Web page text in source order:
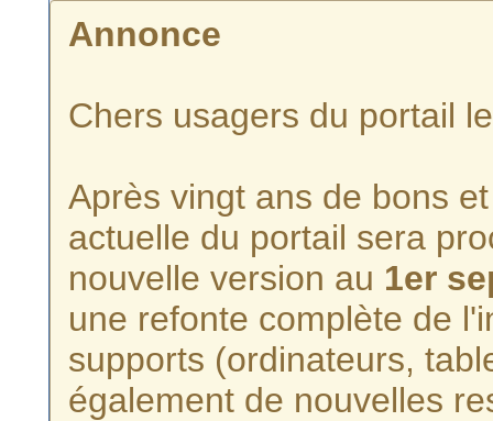
Annonce
Chers usagers du portail
Après vingt ans de bons
actuelle du portail sera
nouvelle version au 1er
une refonte complète de
supports (ordinateurs,
également de nouvelles